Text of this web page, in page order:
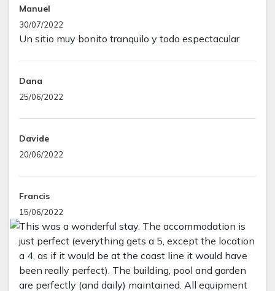
Manuel
30/07/2022
Un sitio muy bonito tranquilo y todo espectacular
Dana
25/06/2022
Davide
20/06/2022
Francis
15/06/2022
This was a wonderful stay. The accommodation is
just perfect (everything gets a 5, except the location
a 4, as if it would be at the coast line it would have
been really perfect). The building, pool and garden
are perfectly (and daily) maintained. All equipment